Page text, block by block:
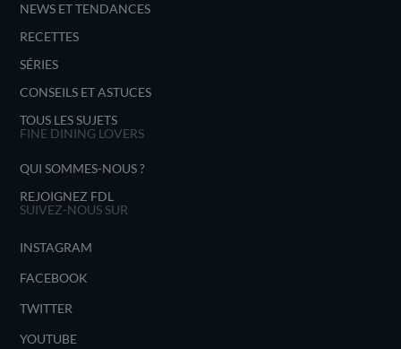
NEWS ET TENDANCES
RECETTES
SÉRIES
CONSEILS ET ASTUCES
TOUS LES SUJETS
FINE DINING LOVERS
QUI SOMMES-NOUS ?
REJOIGNEZ FDL
SUIVEZ-NOUS SUR
INSTAGRAM
FACEBOOK
TWITTER
YOUTUBE